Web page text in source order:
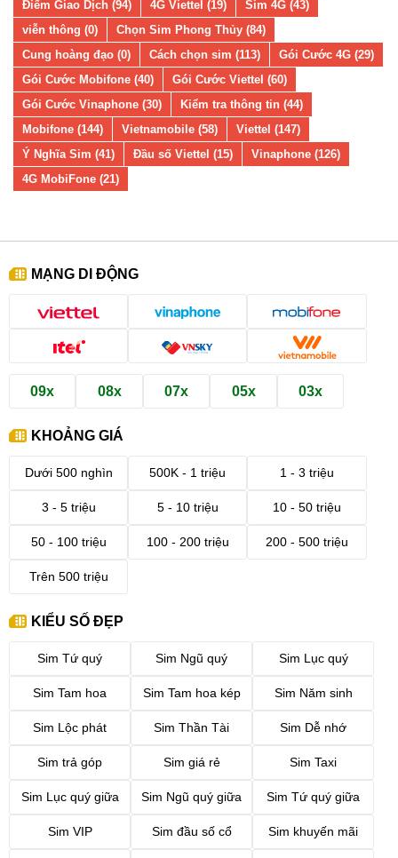
Điểm Giao Dịch (94) 4G Viettel (19)
Sim 4G (43)
viễn thông (0)
Chọn Sim Phong Thủy (84)
Cung hoàng đạo (0)
Cách chọn sim (113)
Gói Cước 4G (29)
Gói Cước Mobifone (40)
Gói Cước Viettel (60)
Gói Cước Vinaphone (30)
Kiểm tra thông tin (44)
Mobifone (144)
Vietnamobile (58)
Viettel (147)
Ý Nghĩa Sim (41)
Đầu số Viettel (15)
Vinaphone (126)
4G MobiFone (21)
MẠNG DI ĐỘNG
09x 08x 07x 05x 03x
KHOẢNG GIÁ
Dưới 500 nghìn 500K - 1 triệu 1 - 3 triệu
3 - 5 triệu 5 - 10 triệu 10 - 50 triệu
50 - 100 triệu 100 - 200 triệu 200 - 500 triệu
Trên 500 triệu
KIỂU SỐ ĐẸP
Sim Tứ quý Sim Ngũ quý Sim Lục quý
Sim Tam hoa Sim Tam hoa kép Sim Năm sinh
Sim Lộc phát Sim Thần Tài Sim Dễ nhớ
Sim trả góp Sim giá rẻ Sim Taxi
Sim Lục quý giữa Sim Ngũ quý giữa Sim Tứ quý giữa
Sim VIP Sim đầu số cổ Sim khuyến mãi